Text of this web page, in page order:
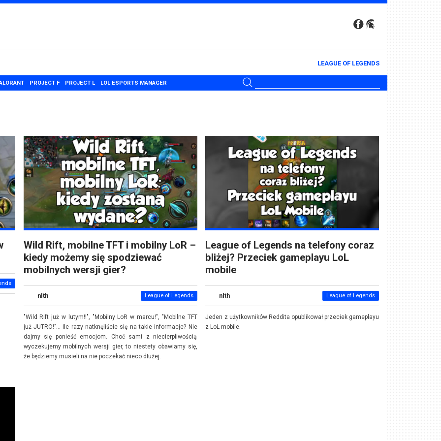
LEAGUE OF LEGENDS
PROJECT F PROJECT L LOL ESPORTS MANAGER
Wild Rift, mobilne TFT i mobilny LoR –
kiedy możemy się spodziewać
mobilnych wersji gier?
nlth League of Legends
"Wild Rift już w lutym!!", "Mobilny LoR w marcu!", "Mobilne TFT
już JUTRO!"... Ile razy natknęliście się na takie informacje? Nie
dajmy się ponieść emocjom. Choć sami z niecierpliwością
wyczekujemy mobilnych wersji gier, to niestety obawiamy się,
że będziemy musieli na nie poczekać nieco dłużej.
League of Legends na telefony coraz
bliżej? Przeciek gameplayu LoL
mobile
nlth League of Legends
Jeden z użytkowników Reddita opublikował przeciek gameplayu
z LoL mobile.